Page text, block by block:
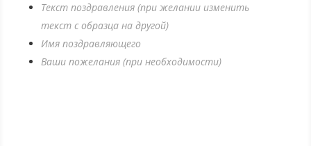
Текст поздравления (при желании изменить
текст с образца на другой)
Имя поздравляющего
Ваши пожелания (при необходимости)